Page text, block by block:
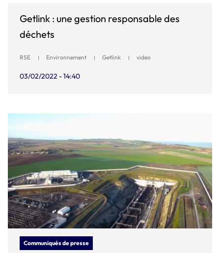
Getlink : une gestion responsable des
déchets
RSE Environnement Getlink video
03/02/2022 - 14:40
Communiqués de presse